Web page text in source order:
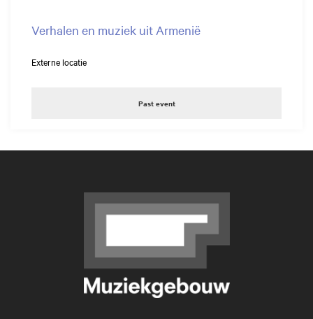
Verhalen en muziek uit Armenië
Externe locatie
Past event